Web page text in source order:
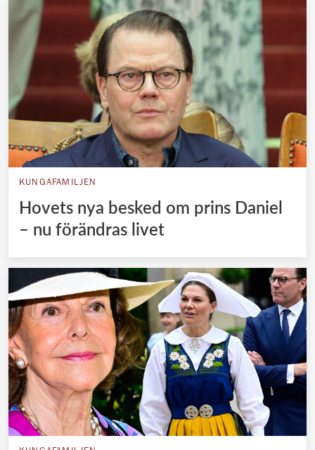
KUNGAFAMILJEN
Hovets nya besked om prins Daniel
– nu förändras livet